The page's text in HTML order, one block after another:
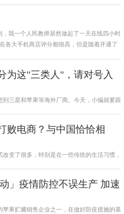
，我一个人民教师居然做起了一天在线四小时
各大手机商店评分都很高，但是随着开通了
为这"三类人"，请对号入
三星和苹果等海外厂商。今天，小编就要跟
败电商？与中国恰恰相
变了很多，特别是在一些传统的生活习惯，
」疫情防控不误生产 加速
果贮藏销售企业之一，在做好防疫措施的基